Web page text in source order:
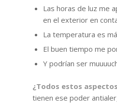
Las horas de luz me
en el exterior en
La temperatura es
El buen tiempo me
Y podrían ser
¿Todos estos
tienen ese poder